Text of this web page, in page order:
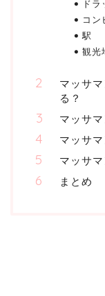
ド
コン
駅
観光
マッサ
る？
マッサ
マッサ
マッサ
まとめ